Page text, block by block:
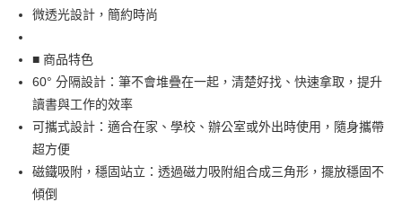
運送方式
全家取貨付款
每筆NT$65，滿NT$999(含以上)免運費
付款後全家取貨
每筆NT$65，滿NT$999(含以上)免運費
7-11取貨付款
每筆NT$65，滿NT$999(含以上)免運費
微透光設計，簡約時尚
■ 商品特色
60° 分隔設計：筆不會堆疊在一起，清楚好找、快速拿取，提升
讀書與工作的效率
可攜式設計：適合在家、學校、辦公室或外出時使用，隨身攜帶
超方便
磁鐵吸附，穩固站立：透過磁力吸附組合成三角形，擺放穩固不
傾倒